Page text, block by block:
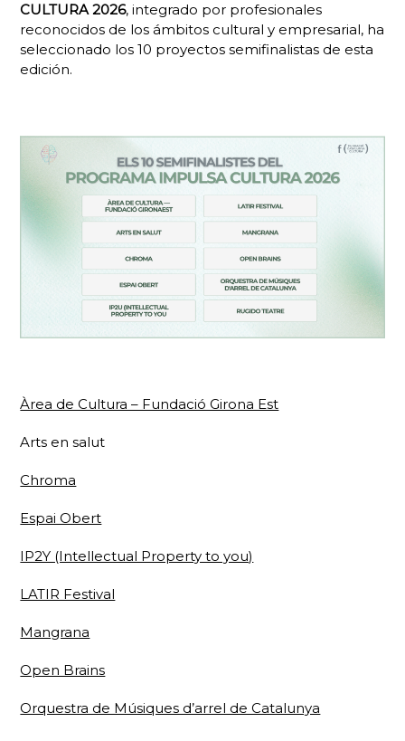
CULTURA 2026, integrado por profesionales
reconocidos de los ámbitos cultural y empresarial, ha
seleccionado los 10 proyectos semifinalistas de esta
edición.
Àrea de Cultura – Fundació Girona Est
Arts en salut
Chroma
Espai Obert
IP2Y (Intellectual Property to you)
LATIR Festival
Mangrana
Open Brains
Orquestra de Músiques d’arrel de Catalunya